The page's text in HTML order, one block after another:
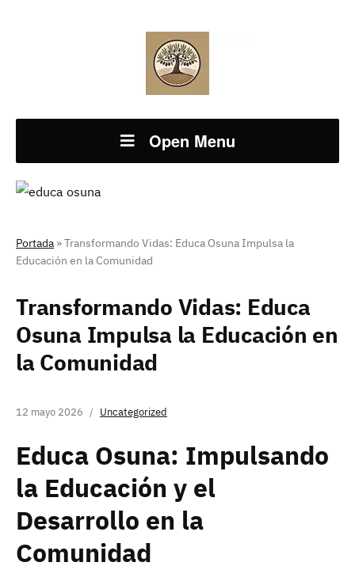
Open Menu
Portada »Transformando Vidas: Educa Osuna Impulsa la
Educación en la Comunidad
Transformando Vidas: Educa
Osuna Impulsa la Educación en
la Comunidad
12 mayo 2026 Uncategorized
Educa Osuna: Impulsando
la Educación y el
Desarrollo en la
Comunidad